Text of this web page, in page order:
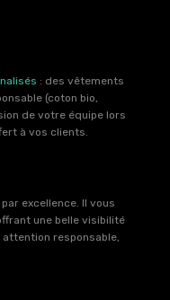
: des vêtements
(coton bio,
de votre équipe lors
à vos clients.
excellence. Il vous
une belle visibilité
responsable,